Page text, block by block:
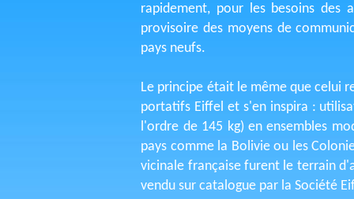
rapidement, pour les besoins des
provisoire des moyens de
pays neufs.
Le principe était le même que celui
portatifs Eiffel et s'en inspira :
l'ordre de 145 kg) en ensembles
pays comme la Bolivie ou les
vicinale française furent le terrain
vendu sur catalogue par la Société